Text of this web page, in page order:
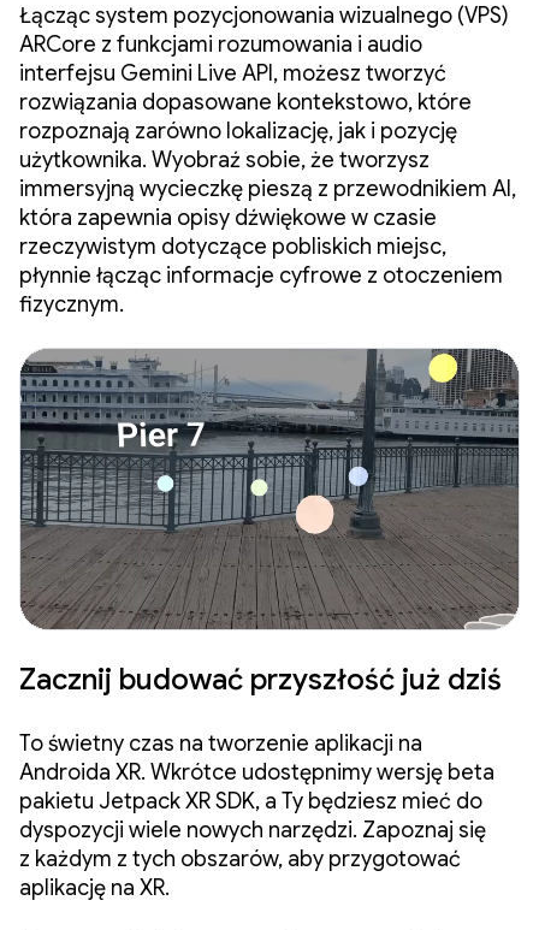
Łącząc system pozycjonowania wizualnego (VPS)
ARCore z funkcjami rozumowania i audio
interfejsu Gemini Live API, możesz tworzyć
rozwiązania dopasowane kontekstowo, które
rozpoznają zarówno lokalizację, jak i pozycję
użytkownika. Wyobraź sobie, że tworzysz
immersyjną wycieczkę pieszą z przewodnikiem AI,
która zapewnia opisy dźwiękowe w czasie
rzeczywistym dotyczące pobliskich miejsc,
płynnie łącząc informacje cyfrowe z otoczeniem
fizycznym.
Zacznij budować przyszłość już dziś
To świetny czas na tworzenie aplikacji na
Androida XR. Wkrótce udostępnimy wersję beta
pakietu Jetpack XR SDK, a Ty będziesz mieć do
dyspozycji wiele nowych narzędzi. Zapoznaj się
z każdym z tych obszarów, aby przygotować
aplikację na XR.